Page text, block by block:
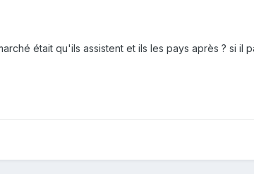
était qu'ils assistent et ils les pays après ? si il